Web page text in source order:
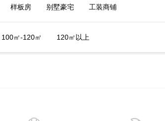
样板房 别墅豪宅 工装商铺
100㎡-120㎡ 120㎡以上